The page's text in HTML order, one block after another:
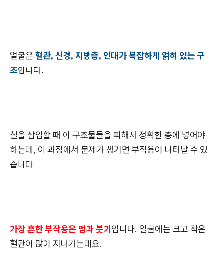
얼굴은 혈관, 신경, 지방층, 인대가 복잡하게 얽혀 있는 구
조입니다.
실을 삽입할 때 이 구조물들을 피해서 정확한 층에 넣어야
하는데, 이 과정에서 문제가 생기면 부작용이 나타날 수 있
습니다.
가장 흔한 부작용은 멍과 붓기입니다. 얼굴에는 크고 작은
혈관이 많이 지나가는데요.